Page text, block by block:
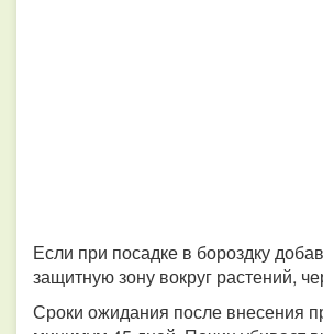
Если при посадке в бороздку
защитную зону вокруг растений,
Сроки ожидания после внесения